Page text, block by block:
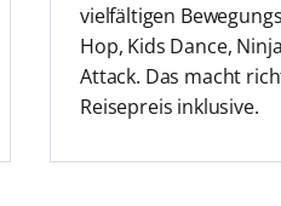
vielfältigen
Hop, Kids Dance,
Attack. Das macht
Reisepreis inklusive.